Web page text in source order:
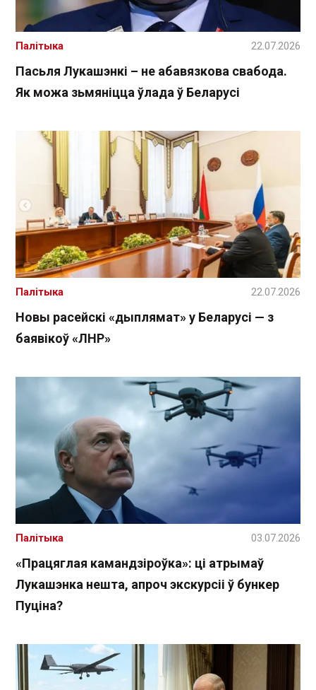
Пасьля Лукашэнкі – не абавязкова свабода.
Як можа зьмяніцца ўлада ў Беларусі
Палітыка 22.07.2026
Новы расейскі «дыплямат» у Беларусі — з
баявікоў «ЛНР»
Палітыка 22.07.2026
«Працяглая камандзіроўка»: ці атрымаў
Лукашэнка нешта, апроч экскурсіі ў бункер
Пуціна?
Палітыка 03.07.2026